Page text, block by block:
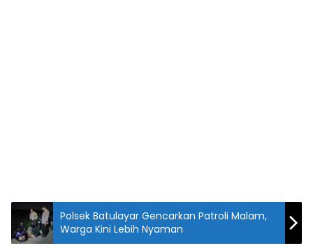
Polsek Batulayar Gencarkan Patroli Malam,
Warga Kini Lebih Nyaman